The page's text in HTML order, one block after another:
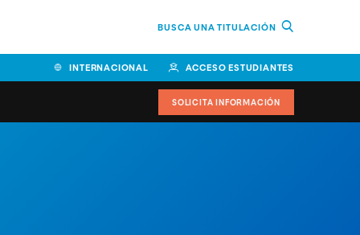
BUSCA UNA TITULACIÓN
INTERNACIONAL ACCESO ESTUDIANTES
SOLICITA INFORMACIÓN